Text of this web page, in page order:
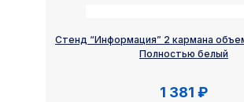
Стенд “Информация” 2 кармана
Полностью белый
1 381 ₽